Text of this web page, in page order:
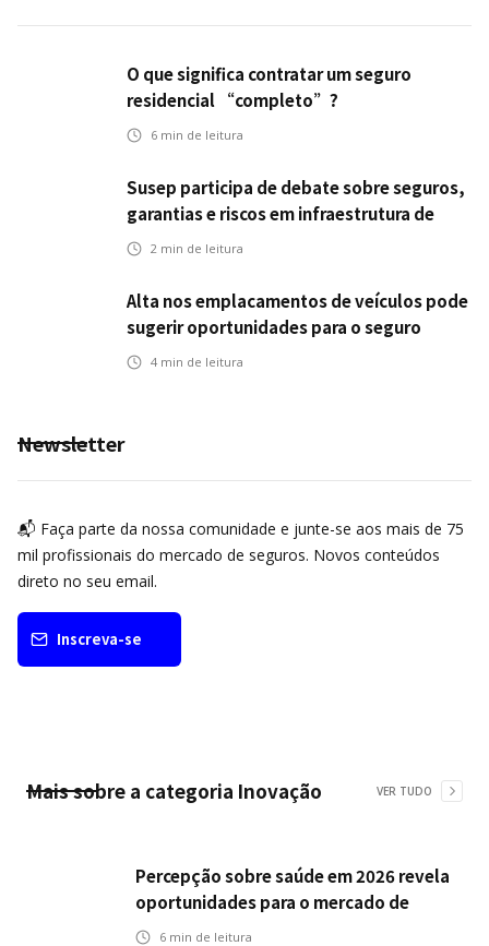
O que significa contratar um seguro
residencial “completo”?
6 min de leitura
Susep participa de debate sobre seguros,
garantias e riscos em infraestrutura de
transportes
2 min de leitura
Alta nos emplacamentos de veículos pode
sugerir oportunidades para o seguro
automotivo
4 min de leitura
Newsletter
📬 Faça parte da nossa comunidade e junte-se aos mais de 75
mil profissionais do mercado de seguros. Novos conteúdos
direto no seu email.
Inscreva-se
Mais sobre a categoria Inovação VER TUDO
Percepção sobre saúde em 2026 revela
oportunidades para o mercado de
seguros ampliar cobertura e prevenção
6 min de leitura